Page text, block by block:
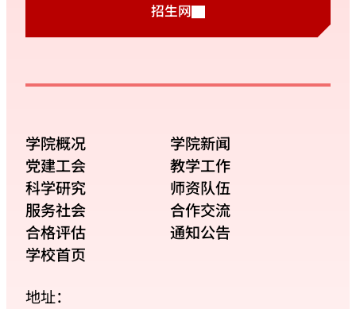
招生网
地址：
学院概况
学院新闻
党建工会
教学工作
科学研究
师资队伍
服务社会
合作交流
合格评估
通知公告
学校首页